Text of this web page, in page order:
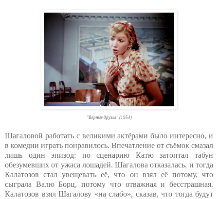
"Верные друзья" (1954)
Шагаловой работать с великими актёрами было интересно, и
в комедии играть понравилось. Впечатление от съёмок смазал
лишь один эпизод: по сценарию Катю затоптал табун
обезумевших от ужаса лошадей. Шагалова отказалась, и тогда
Калатозов стал увещевать её, что он взял её потому, что
сыграла Валю Борц, потому что отважная и бесстрашная.
Калатозов взял Шагалову «на слабо», сказав, что тогда будут